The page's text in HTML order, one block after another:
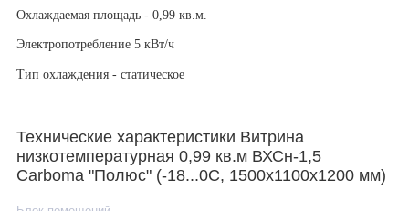
Охлаждаемая площадь - 0,99 кв.м.
Электропотребление 5 кВт/ч
Тип охлаждения - статическое
Технические характеристики Витрина
низкотемпературная 0,99 кв.м ВХСн-1,5
Carboma "Полюс" (-18...0С, 1500х1100х1200 мм)